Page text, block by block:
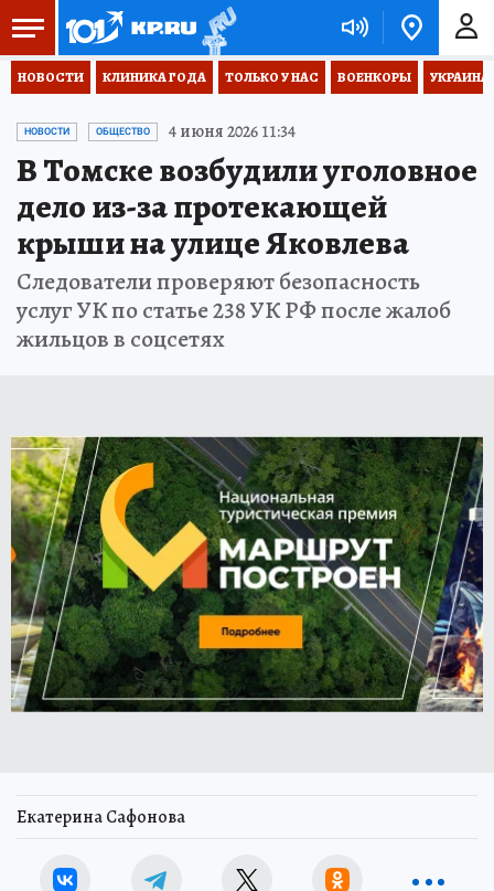
НОВОСТИ КЛИНИКА ГОДА ТОЛЬКО У НАС ВОЕНКОРЫ
НОВОСТИ ОБЩЕСТВО 4 июня 2026 11:34
В Томске возбудили уголовное
дело из-за протекающей
крыши на улице Яковлева
Следователи проверяют безопасность
услуг УК по статье 238 УК РФ после жалоб
жильцов в соцсетях
Екатерина Сафонова